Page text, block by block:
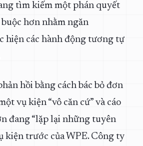
tìm kiếm một phán quyết
hơn nhằm ngăn
hiện các hành động tương tự
hồi bằng cách bác bỏ đơn
vụ kiện “vô căn cứ” và cáo
đang “lặp lại những tuyên
kiện trước của WPE. Công ty